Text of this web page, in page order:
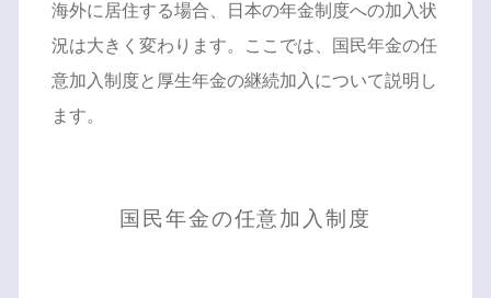
海外に居住する場合、日本の年金制度への加入状
況は大きく変わります。ここでは、国民年金の任
意加入制度と厚生年金の継続加入について説明し
ます。
国民年金の任意加入制度